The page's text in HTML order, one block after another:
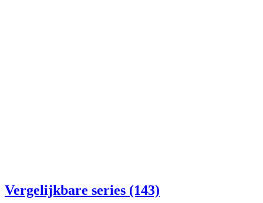
Vergelijkbare series (143)